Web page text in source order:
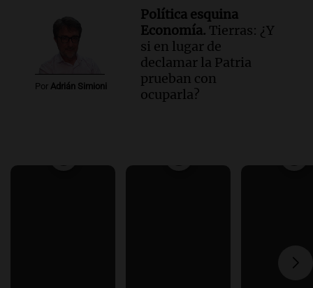
Por Adrián Simioni
Política esquina
Economía. Tierras: ¿Y
si en lugar de
declamar la Patria
prueban con
ocuparla?